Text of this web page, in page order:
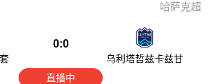
哈萨克超
0:0
乌利塔哲兹卡兹甘
直播中